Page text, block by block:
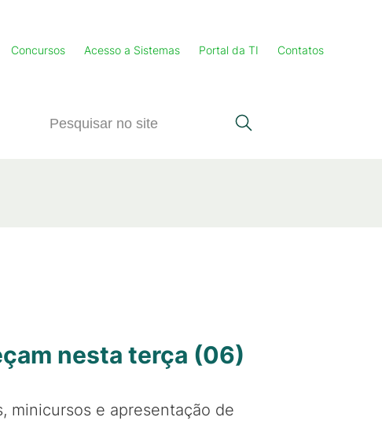
Concursos Acesso a Sistemas Portal da TI Contatos
nesta terça (06)
minicursos e apresentação de